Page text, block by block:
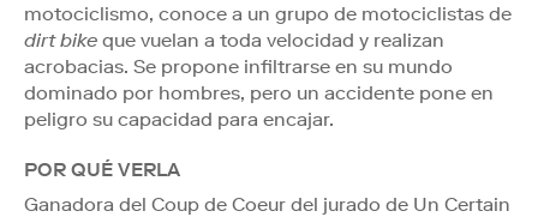
motociclismo, conoce a un grupo de motociclistas de
dirt bike que vuelan a toda velocidad y realizan
acrobacias. Se propone infiltrarse en su mundo
dominado por hombres, pero un accidente pone en
peligro su capacidad para encajar.
POR QUÉ VERLA
Ganadora del Coup de Coeur del jurado de Un Certain